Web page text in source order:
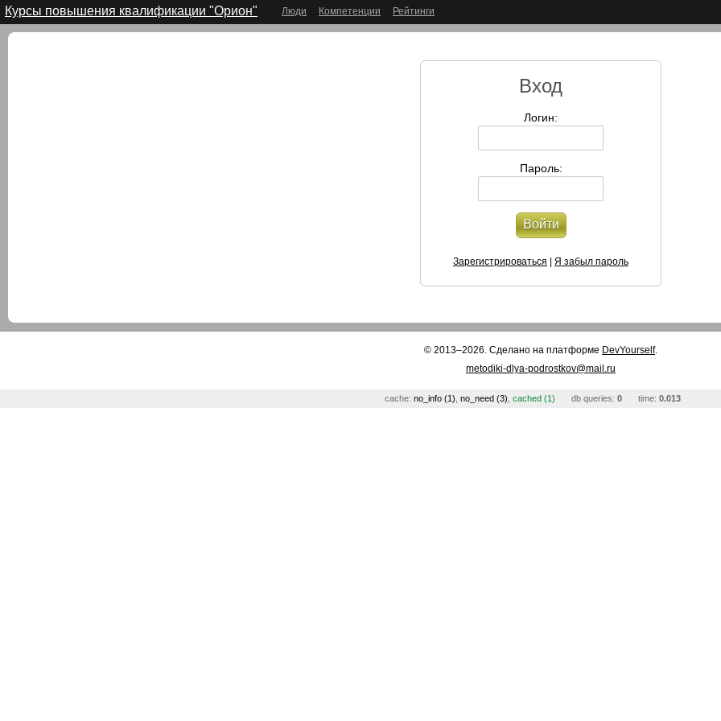
Курсы повышения квалификации "Орион" Люди Компетенции Рейтинги
Вход
Логин:
Пароль:
Войти
Зарегистрироваться Я забыл пароль
© 2013–2026. Сделано на платформе DevYourself.
metodiki-dlya-podrostkov@mail.ru
cache: no_info (1) no_need (3) cached (1) db queries: 0 time: 0.013